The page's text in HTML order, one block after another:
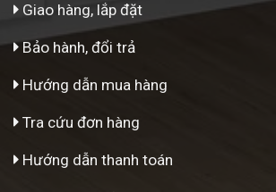
Giao hàng, lắp đặt
Bảo hành, đổi trả
Hướng dẫn mua hàng
Tra cứu đơn hàng
Hướng dẫn thanh toán